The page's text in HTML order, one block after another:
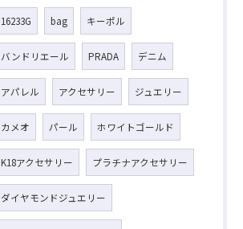
16233G bag キーポル
バンドリエール PRADA デニム
アパレル アクセサリー ジュエリー
カメオ パール ホワイトゴールド
K18アクセサリー プラチナアクセサリー
ダイヤモンドジュエリー